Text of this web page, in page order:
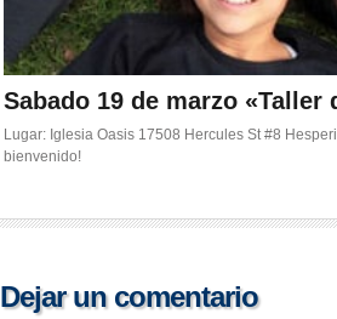
Sabado 19 de marzo «Taller
Lugar: Iglesia Oasis 17508 Hercules St #8
bienvenido!
Dejar un comentario